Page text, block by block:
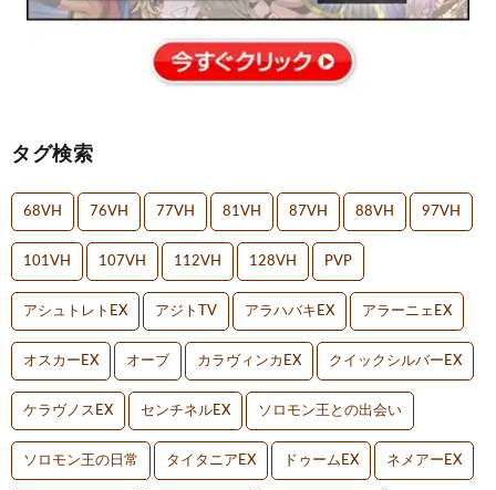
タグ検索
68VH 76VH 77VH 81VH 87VH 88VH 97VH
101VH 107VH 112VH 128VH PVP
アシュトレトEX アジトTV アラハバキEX アラーニェEX
オスカーEX オーブ カラヴィンカEX クイックシルバーEX
ケラヴノスEX センチネルEX ソロモン王との出会い
ソロモン王の日常 タイタニアEX ドゥームEX ネメアーEX